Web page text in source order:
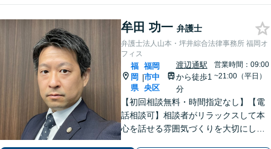
牟田 功一 弁護士
弁護士法人山本・坪井綜合法律事務所 福岡オ
フィス
福
岡
県
|
福岡
市中
央区
渡辺通駅
から徒歩1
分
営業時間：09:00
~21:00（平日）
【初回相談無料・時間指定なし】【電
話相談可】相談者がリラックスして本
心を話せる雰囲気づくりを大切にして